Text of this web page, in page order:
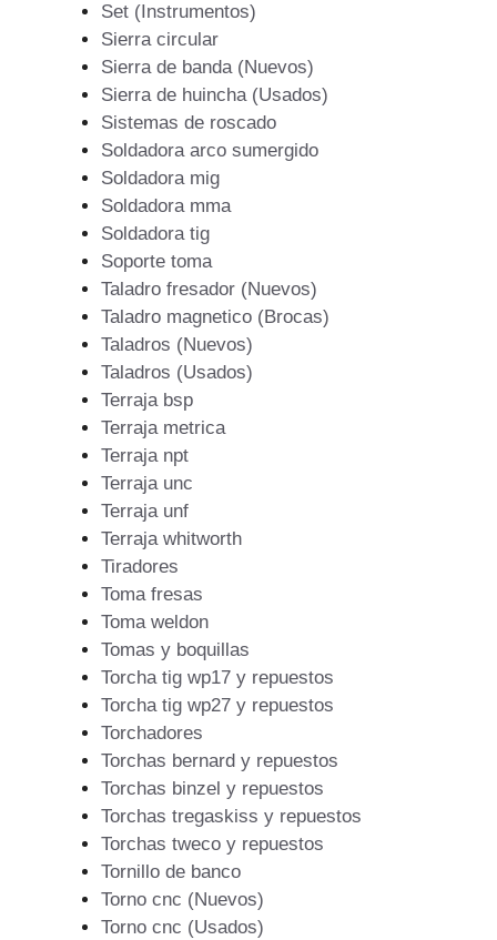
Set (Instrumentos)
Sierra circular
Sierra de banda (Nuevos)
Sierra de huincha (Usados)
Sistemas de roscado
Soldadora arco sumergido
Soldadora mig
Soldadora mma
Soldadora tig
Soporte toma
Taladro fresador (Nuevos)
Taladro magnetico (Brocas)
Taladros (Nuevos)
Taladros (Usados)
Terraja bsp
Terraja metrica
Terraja npt
Terraja unc
Terraja unf
Terraja whitworth
Tiradores
Toma fresas
Toma weldon
Tomas y boquillas
Torcha tig wp17 y repuestos
Torcha tig wp27 y repuestos
Torchadores
Torchas bernard y repuestos
Torchas binzel y repuestos
Torchas tregaskiss y repuestos
Torchas tweco y repuestos
Tornillo de banco
Torno cnc (Nuevos)
Torno cnc (Usados)